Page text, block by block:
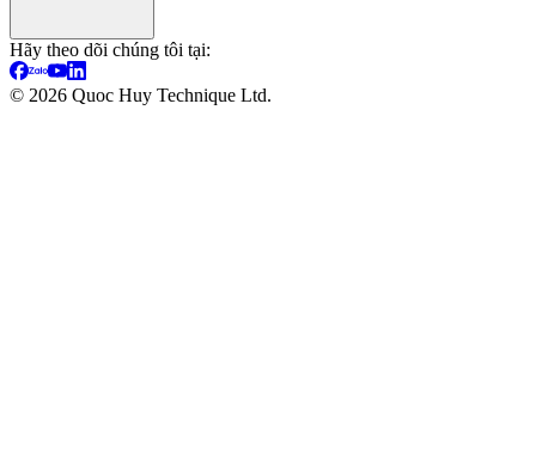
Hãy theo dõi chúng tôi tại:
© 2026 Quoc Huy Technique Ltd.